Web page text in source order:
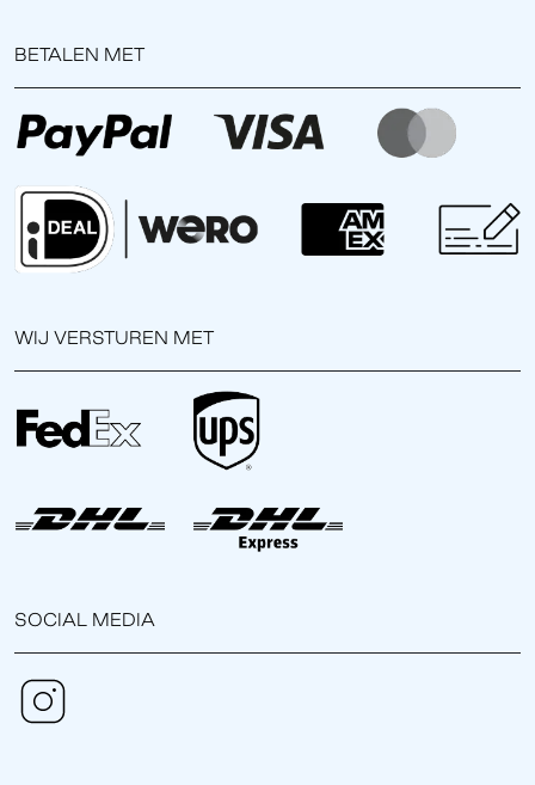
BETALEN MET
WIJ VERSTUREN MET
SOCIAL MEDIA